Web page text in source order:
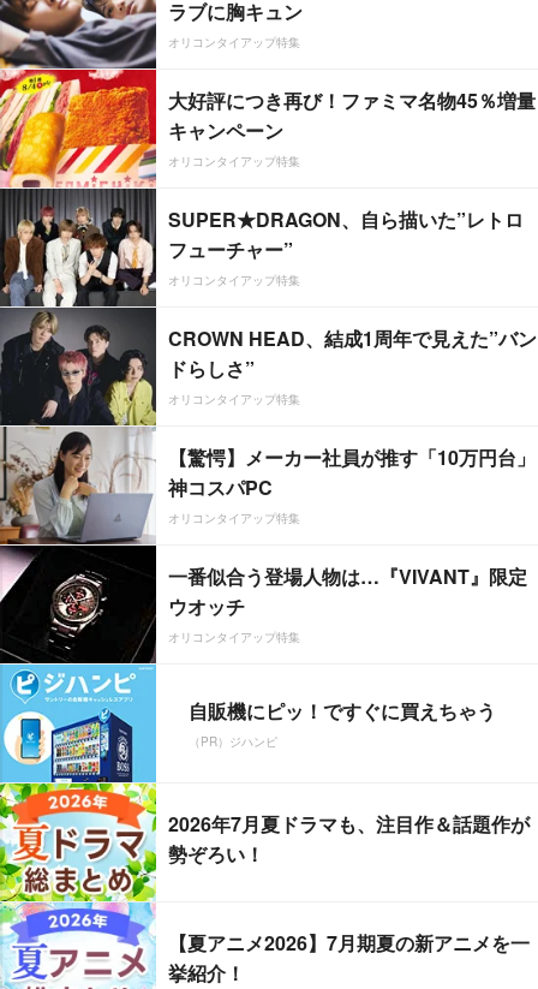
ラブに胸キュン
オリコンタイアップ特集
大好評につき再び！ファミマ名物45％増量
キャンペーン
オリコンタイアップ特集
SUPER★DRAGON、自ら描いた”レトロ
フューチャー”
オリコンタイアップ特集
CROWN HEAD、結成1周年で見えた”バン
ドらしさ”
オリコンタイアップ特集
【驚愕】メーカー社員が推す「10万円台」
神コスパPC
オリコンタイアップ特集
一番似合う登場人物は…『VIVANT』限定
ウオッチ
オリコンタイアップ特集
自販機にピッ！ですぐに買えちゃう
（PR）ジハンピ
2026年7月夏ドラマも、注目作＆話題作が
勢ぞろい！
【夏アニメ2026】7月期夏の新アニメを一
挙紹介！